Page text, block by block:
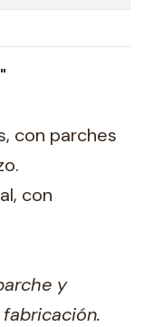
con parches
con
y